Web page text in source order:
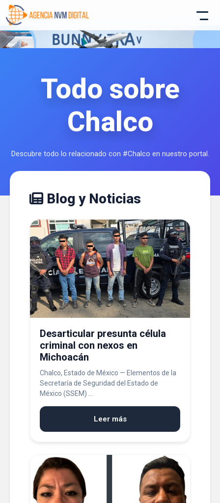
Todo sobre
Chalco
Descubre todo lo relacionado con #Chalco en nuestro portal.
Blog y Noticias
Desarticular presunta célula
criminal con nexos en
Michoacán
Chalco, Estado de México — Elementos de la
Secretaría de Seguridad del Estado de
México (SSEM) ...
Leer más
Atencion al Cliente